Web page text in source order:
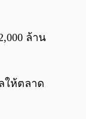
ล้าน
ให้ตลาด